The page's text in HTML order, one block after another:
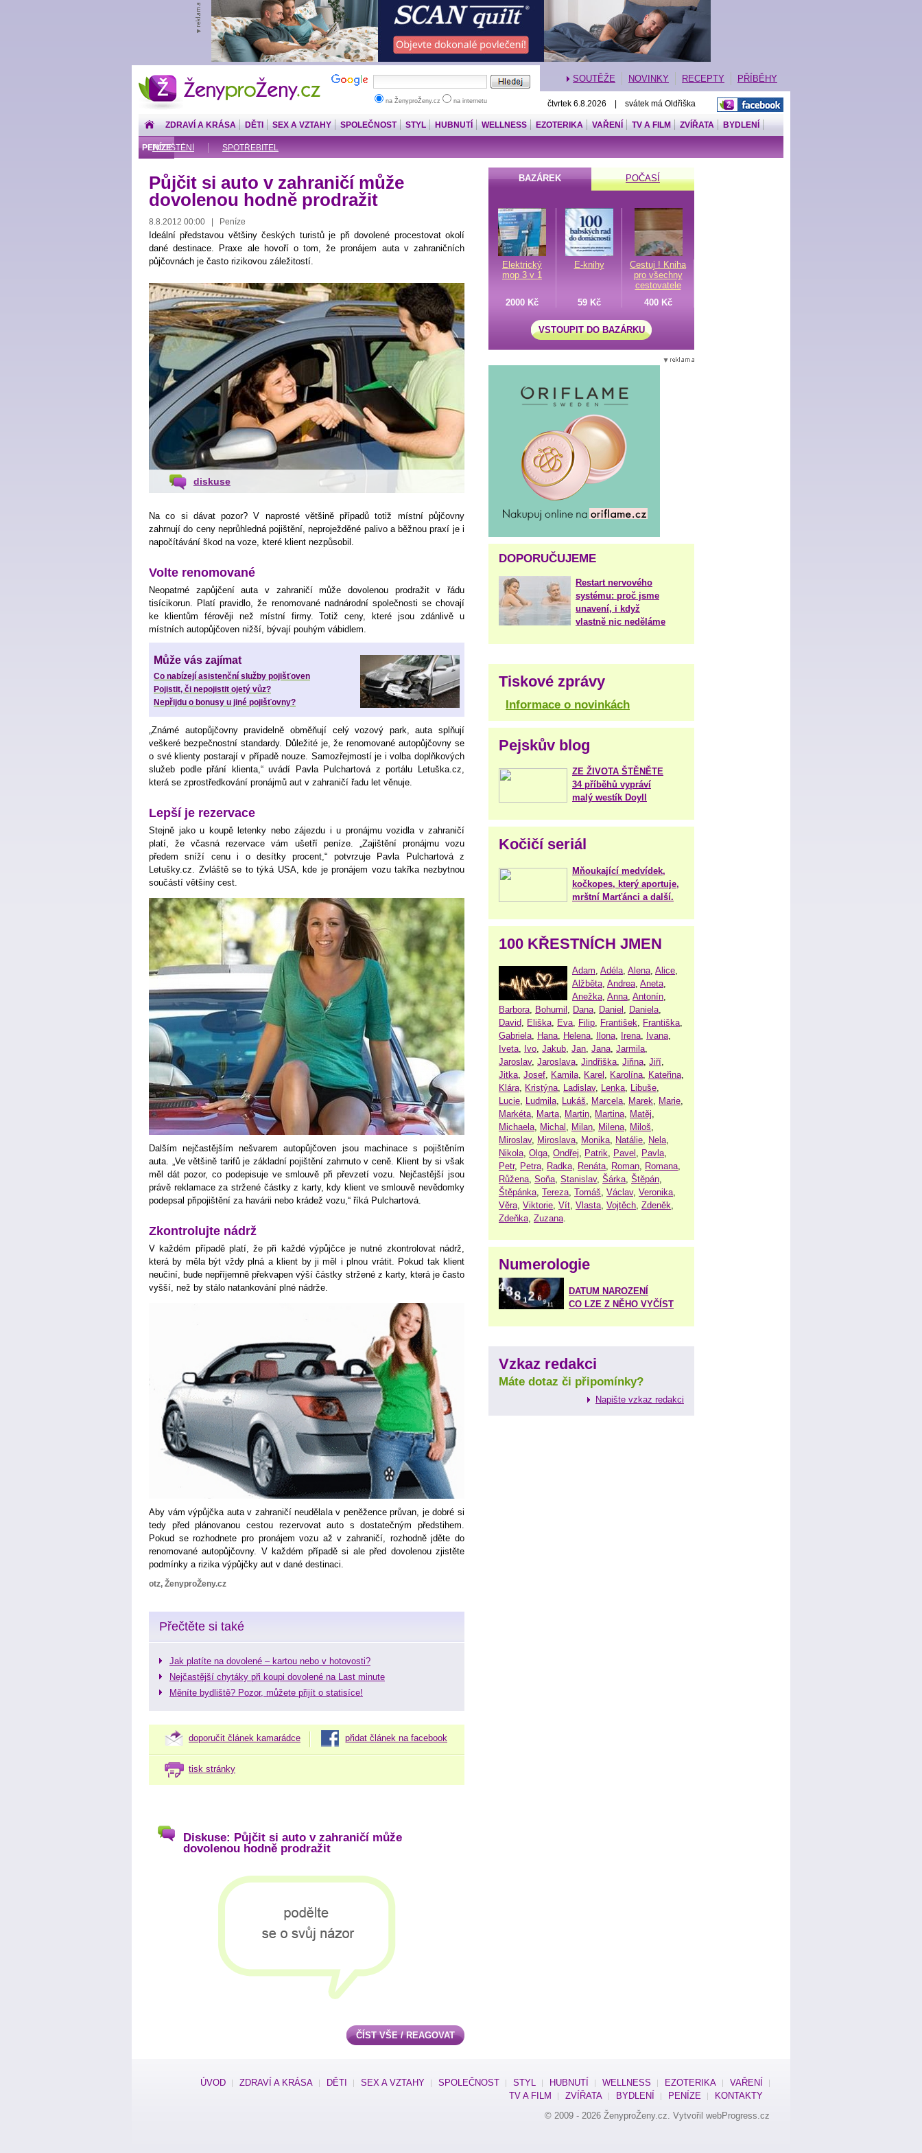
ŽenyproŽeny.cz
na ŽenyproŽeny.cz na internetu
SOUTĚŽE NOVINKY RECEPTY PŘÍBĚHY
čtvrtek 6.8.2026 | svátek má Oldřiška
ZDRAVÍ A KRÁSA DĚTI SEX A VZTAHY SPOLEČNOST STYL HUBNUTÍ WELLNESS EZOTERIKA VAŘENÍ TV A FILM ZVÍŘATA BYDLENÍ
PENÍZE
POJIŠTĚNÍ SPOTŘEBITEL
Půjčit si auto v zahraničí může
dovolenou hodně prodražit
8.8.2012 00:00 | Peníze
Ideální představou většiny českých turistů je při dovolené procestovat okolí
dané destinace. Praxe ale hovoří o tom, že pronájem auta v zahraničních
půjčovnách je často rizikovou záležitostí.
diskuse
Na co si dávat pozor? V naprosté většině případů totiž místní půjčovny
zahrnují do ceny neprůhledná pojištění, neproježděné palivo a běžnou praxí je i
napočítávání škod na voze, které klient nezpůsobil.
Volte renomované
Neopatrné zapůjčení auta v zahraničí může dovolenou prodražit v řádu
tisícikorun. Platí pravidlo, že renomované nadnárodní společnosti se chovají
ke klientům férověji než místní firmy. Totiž ceny, které jsou zdánlivě u
místních autopůjčoven nižší, bývají pouhým vábidlem.
Může vás zajímat
Co nabízejí asistenční služby pojišťoven
Pojistit, či nepojistit ojetý vůz?
Nepřijdu o bonusy u jiné pojišťovny?
„Známé autopůjčovny pravidelně obměňují celý vozový park, auta splňují
veškeré bezpečnostní standardy. Důležité je, že renomované autopůjčovny se
o své klienty postarají v případě nouze. Samozřejmostí je i volba doplňkových
služeb podle přání klienta,“ uvádí Pavla Pulchartová z portálu Letuška.cz,
která se zprostředkování pronájmů aut v zahraničí řadu let věnuje.
Lepší je rezervace
Stejně jako u koupě letenky nebo zájezdu i u pronájmu vozidla v zahraničí
platí, že včasná rezervace vám ušetří peníze. „Zajištění pronájmu vozu
předem sníží cenu i o desítky procent,“ potvrzuje Pavla Pulchartová z
Letušky.cz. Zvláště se to týká USA, kde je pronájem vozu takřka nezbytnou
součástí většiny cest.
Dalším nejčastějším nešvarem autopůjčoven jsou machinace s pojištěním
auta. „Ve většině tarifů je základní pojištění zahrnuto v ceně. Klient by si však
měl dát pozor, co podepisuje ve smlouvě při převzetí vozu. Nejčastější jsou
právě reklamace za stržené částky z karty, kdy klient ve smlouvě nevědomky
podepsal připojištění za havárii nebo krádež vozu,“ říká Pulchartová.
Zkontrolujte nádrž
V každém případě platí, že při každé výpůjčce je nutné zkontrolovat nádrž,
která by měla být vždy plná a klient by ji měl i plnou vrátit. Pokud tak klient
neučiní, bude nepříjemně překvapen výší částky stržené z karty, která je často
vyšší, než by stálo natankování plné nádrže.
Aby vám výpůjčka auta v zahraničí neudělala v peněžence průvan, je dobré si
tedy před plánovanou cestou rezervovat auto s dostatečným předstihem.
Pokud se rozhodnete pro pronájem vozu až v zahraničí, rozhodně jděte do
renomované autopůjčovny. V každém případě si ale před dovolenou zjistěte
podmínky a rizika výpůjčky aut v dané destinaci.
otz, ŽenyproŽeny.cz
Přečtěte si také
Jak platíte na dovolené – kartou nebo v hotovosti?
Nejčastější chytáky při koupi dovolené na Last minute
Měníte bydliště? Pozor, můžete přijít o statisíce!
doporučit článek kamarádce přidat článek na facebook
tisk stránky
Diskuse: Půjčit si auto v zahraničí může
dovolenou hodně prodražit
ČÍST VŠE / REAGOVAT
BAZÁREK POČASÍ
Elektrický
mop 3 v 1
E-knihy
Cestuj ! Kniha
pro všechny
cestovatele
2000 Kč
59 Kč 400 Kč
VSTOUPIT DO BAZÁRKU
DOPORUČUJEME
Restart nervového
systému: proč jsme
unavení, i když
vlastně nic neděláme
Tiskové zprávy
Informace o novinkách
Pejskův blog
ZE ŽIVOTA ŠTĚNĚTE
34 příběhů vypráví
malý westík Doyll
Kočičí seriál
Mňoukající medvídek,
kočkopes, který aportuje,
mrštní Marťánci a další.
100 KŘESTNÍCH JMEN
Adam Adéla Alena Alice
Alžběta Andrea Aneta
Anežka Anna Antonín
Barbora Bohumil Dana Daniel Daniela
David Eliška Eva Filip František Františka
Gabriela Hana Helena Ilona Irena Ivana
Iveta Ivo Jakub Jan Jana Jarmila
Jaroslav, Jaroslava Jindřiška Jiřina Jiří
Jitka Josef Kamila Karel Karolína Kateřina
Klára Kristýna Ladislav, Lenka Libuše
Lucie Ludmila Lukáš Marcela Marek Marie
Markéta Marta Martin Martina Matěj
Michaela Michal Milan Milena Miloš
Miroslav, Miroslava Monika Natálie Nela
Nikola Olga Ondřej Patrik Pavel Pavla
Petr, Petra Radka Renáta Roman Romana
Růžena Soňa Stanislav, Šárka Štěpán
Štěpánka Tereza Tomáš Václav, Veronika
Věra Viktorie Vít Vlasta Vojtěch Zdeněk
Zdeňka Zuzana
Numerologie
DATUM NAROZENÍ
CO LZE Z NĚHO VYČÍST
Vzkaz redakci
Máte dotaz či připomínky?
Napište vzkaz redakci
ÚVOD ZDRAVÍ A KRÁSA DĚTI SEX A VZTAHY SPOLEČNOST STYL HUBNUTÍ WELLNESS EZOTERIKA
VAŘENÍ
TV A FILM
ZVÍŘATA BYDLENÍ PENÍZE
KONTAKTY
© 2009 - 2026 ŽenyproŽeny.cz. Vytvořil webProgress.cz